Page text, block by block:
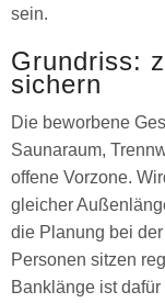
sein.
Grundriss:
sichern
Die beworbene
Saunaraum,
offene Vorzone.
gleicher
die Planung bei
Personen sitzen
Banklänge ist